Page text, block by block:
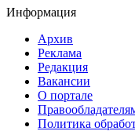
Информация
Архив
Реклама
Редакция
Вакансии
О портале
Политика